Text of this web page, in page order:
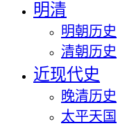
明清
明朝历史
清朝历史
近现代史
晚清历史
太平天国